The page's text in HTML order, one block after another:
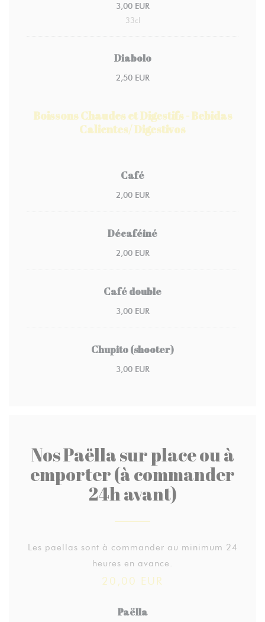
3,00 EUR
33cl
Diabolo
2,50 EUR
Boissons Chaudes et Digestifs - Bebidas
Calientes/ Digestivos
Café
2,00 EUR
Décaféiné
2,00 EUR
Café double
3,00 EUR
Chupito (shooter)
3,00 EUR
Nos Paëlla sur place ou à
emporter (à commander
24h avant)
Les paellas sont à commander au minimum 24
heures en avance.
20,00 EUR
Paëlla